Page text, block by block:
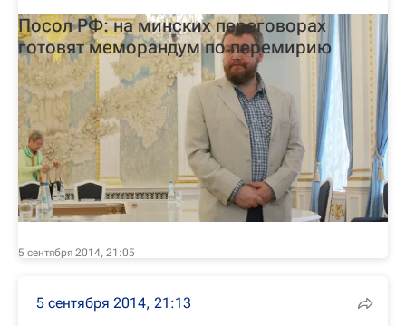
5 сентября 2014, 21:05
Посол РФ: на минских переговорах
готовят меморандум по перемирию
5 сентября 2014, 21:13